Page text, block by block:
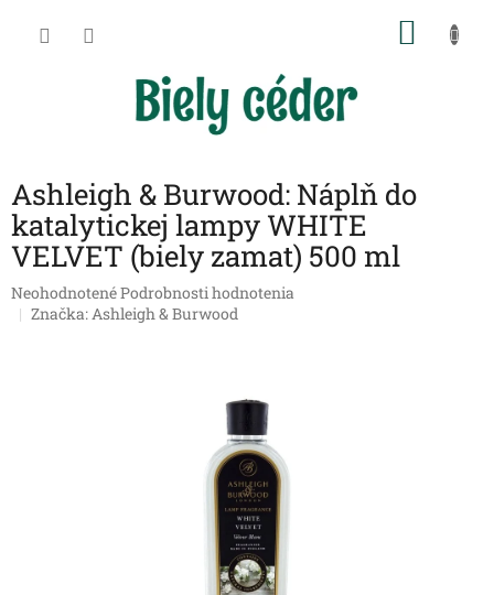
Ashleigh & Burwood: Náplň do
katalytickej lampy WHITE
VELVET (biely zamat) 500 ml
Priemerné
hodnotenie
NeohodnotenéPodrobnosti hodnotenia
Značka:Ashleigh & Burwood